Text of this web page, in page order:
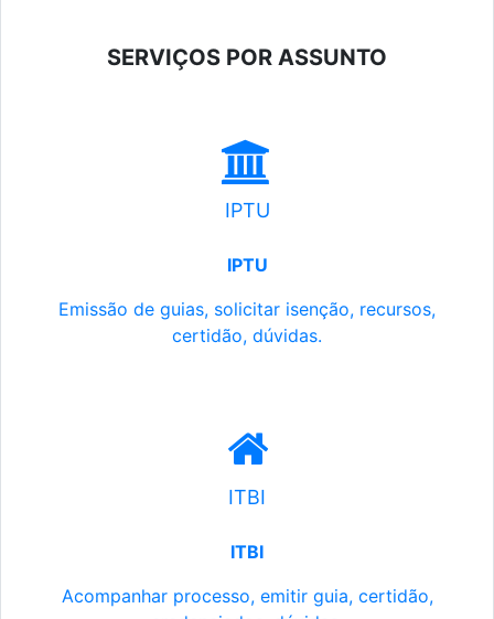
SERVIÇOS POR ASSUNTO
IPTU
IPTU
Emissão de guias, solicitar isenção, recursos,
certidão, dúvidas.
ITBI
ITBI
Acompanhar processo, emitir guia, certidão,